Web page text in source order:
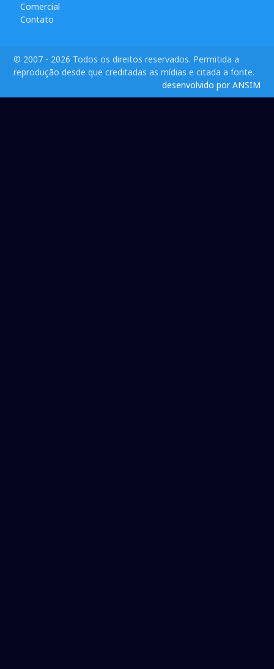
Comercial
Contato
© 2007 - 2026 Todos os direitos reservados. Permitida a
reprodução desde que creditadas as mídias e citada a fonte.
desenvolvido por ANSIM